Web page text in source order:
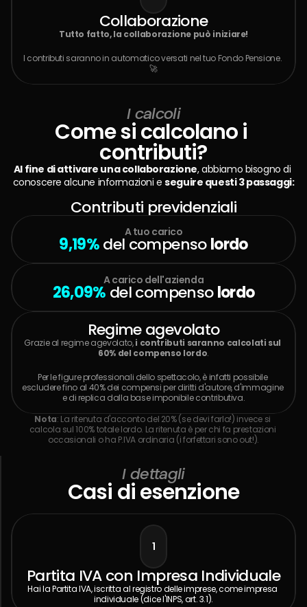
Collaborazione
Tutto fatto, la collaborazione può iniziare!
I contributi saranno in automatico versati nel tuo Fondo Pensione.
🚀
I calcoli
Come si calcolano i
contributi?
Al fine di attivare una collaborazione, abbiamo bisogno di
conoscere alcune informazioni e seguire questi 3 passaggi:
Contributi previdenziali
A tuo carico
9,19% del compenso lordo
A carico dell'azienda
26,09% del compenso lordo
Regime agevolato
Grazie al regime agevolato, i contributi saranno calcolati sul
60% del compenso lordo.
Per le figure professionali dello spettacolo, è infatti possibile
escludere fino al 40% dei compensi per diritti d'autore, d'immagine
e di replica dalla base imponibile contributiva.
Nota: La ritenuta d'acconto del 20% (se devi farla!) invece si
calcola sul 100% totale lordo. La ritenuta è per chi fa prestazioni
occasionali o ha P.IVA ordinaria (i forfettari sono out!).
I dettagli
Casi di esenzione
1
Partita IVA con Impresa Individuale
Hai la Partita IVA, iscritta al registro delle imprese, come impresa
individuale (dice l'INPS, art. 3.1).